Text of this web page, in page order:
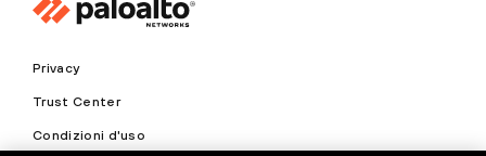
Privacy
Trust Center
Condizioni d'uso